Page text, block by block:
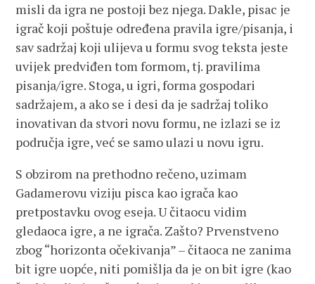
misli da igra ne postoji bez njega. Dakle, pisac je
igrač koji poštuje određena pravila igre/pisanja, i
sav sadržaj koji ulijeva u formu svog teksta jeste
uvijek predviđen tom formom, tj. pravilima
pisanja/igre. Stoga, u igri, forma gospodari
sadržajem, a ako se i desi da je sadržaj toliko
inovativan da stvori novu formu, ne izlazi se iz
područja igre, već se samo ulazi u novu igru.
S obzirom na prethodno rečeno, uzimam
Gadamerovu viziju pisca kao igrača kao
pretpostavku ovog eseja. U čitaocu vidim
gledaoca igre, a ne igrača. Zašto? Prvenstveno
zbog “horizonta očekivanja” – čitaoca ne zanima
bit igre uopće, niti pomišlja da je on bit igre (kao